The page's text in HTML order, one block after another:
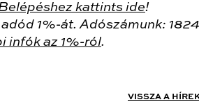
kattints ide!
1%-át. Adószámunk:
infók az 1%-ról.
VISSZA A